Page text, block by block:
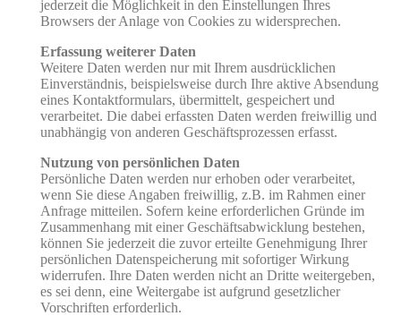
jederzeit die Möglichkeit in den Einstellungen Ihres
Browsers der Anlage von Cookies zu widersprechen.
Erfassung weiterer Daten
Weitere Daten werden nur mit Ihrem ausdrücklichen
Einverständnis, beispielsweise durch Ihre aktive Absendung
eines Kontaktformulars, übermittelt, gespeichert und
verarbeitet. Die dabei erfassten Daten werden freiwillig und
unabhängig von anderen Geschäftsprozessen erfasst.
Nutzung von persönlichen Daten
Persönliche Daten werden nur erhoben oder verarbeitet,
wenn Sie diese Angaben freiwillig, z.B. im Rahmen einer
Anfrage mitteilen. Sofern keine erforderlichen Gründe im
Zusammenhang mit einer Geschäftsabwicklung bestehen,
können Sie jederzeit die zuvor erteilte Genehmigung Ihrer
persönlichen Datenspeicherung mit sofortiger Wirkung
widerrufen. Ihre Daten werden nicht an Dritte weitergeben,
es sei denn, eine Weitergabe ist aufgrund gesetzlicher
Vorschriften erforderlich.